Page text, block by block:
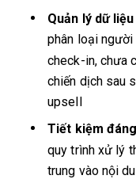
Quản lý dữ
phân loại người
check-in, chưa
chiến dịch sau
upsell
Tiết kiệm
quy trình xử lý
trung vào nội